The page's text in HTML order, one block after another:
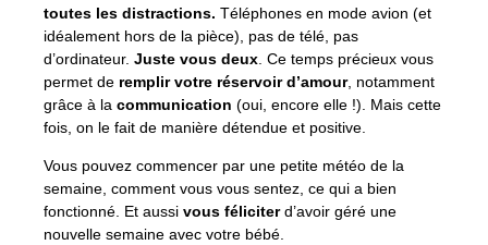
toutes les distractions. Téléphones en mode avion (et
idéalement hors de la pièce), pas de télé, pas
d’ordinateur. Juste vous deux . Ce temps précieux vous
permet de remplir votre réservoir d’amour, notamment
grâce à la communication (oui, encore elle !). Mais cette
fois, on le fait de manière détendue et positive.
Vous pouvez commencer par une petite météo de la
semaine, comment vous vous sentez, ce qui a bien
fonctionné. Et aussi vous féliciterd’avoir géré une
nouvelle semaine avec votre bébé.